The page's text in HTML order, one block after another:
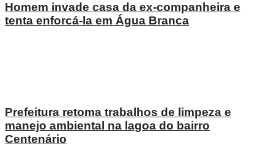
Homem invade casa da ex-companheira e
tenta enforcá-la em Água Branca
Prefeitura retoma trabalhos de limpeza e
manejo ambiental na lagoa do bairro
Centenário